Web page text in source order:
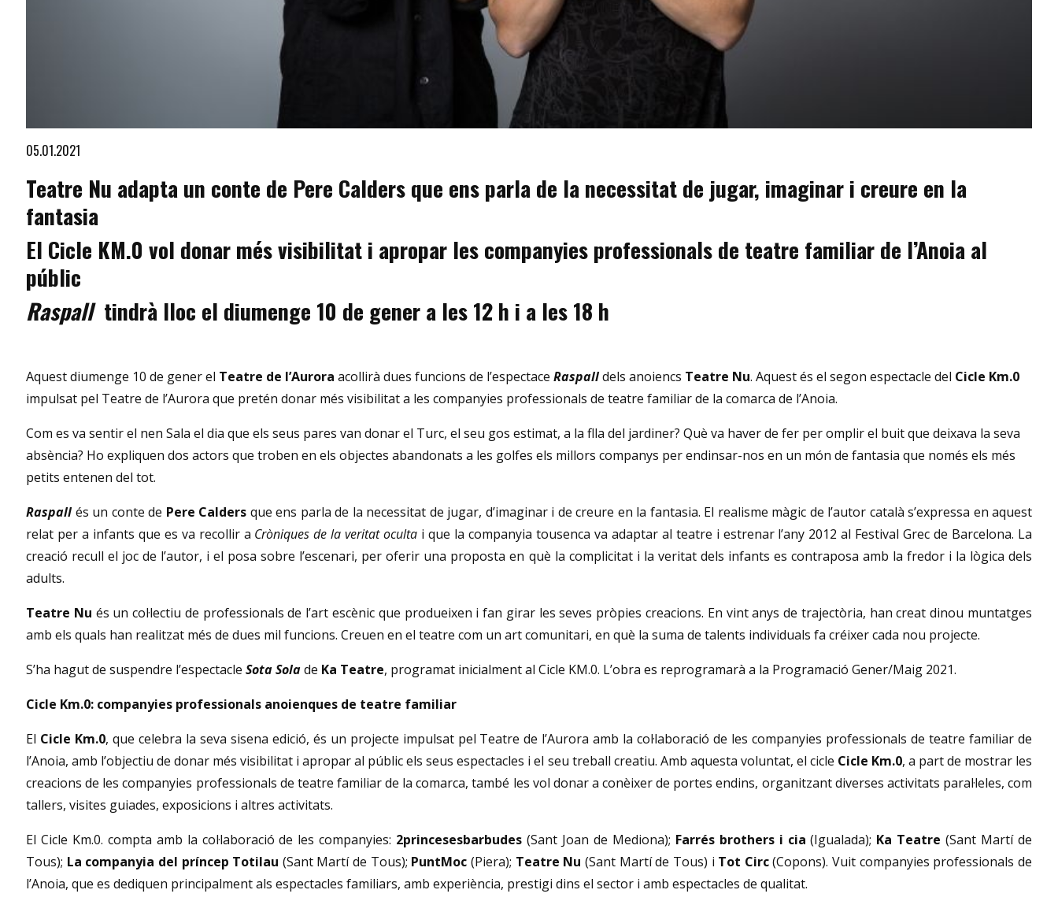
05.01.2021
Teatre Nu adapta un conte de Pere Calders que ens parla de la necessitat de jugar, imaginar i creure en la
fantasia
El Cicle KM.0 vol donar més visibilitat i apropar les companyies professionals de teatre familiar de l’Anoia al
públic
Raspall tindrà lloc el diumenge 10 de gener a les 12 h i a les 18 h
Aquest diumenge 10 de gener el Teatre de l’Aurora acollirà dues funcions de l’espectace Raspalldels anoiencs Teatre Nu. Aquest és el segon espectacle del Cicle Km.0
impulsat pel Teatre de l’Aurora que pretén donar més visibilitat a les companyies professionals de teatre familiar de la comarca de l’Anoia.
Com es va sentir el nen Sala el dia que els seus pares van donar el Turc, el seu gos estimat, a la flla del jardiner? Què va haver de fer per omplir el buit que deixava la seva
absència? Ho expliquen dos actors que troben en els objectes abandonats a les golfes els millors companys per endinsar-nos en un món de fantasia que només els més
petits entenen del tot.
Raspall és un conte de Pere Calders que ens parla de la necessitat de jugar, d’imaginar i de creure en la fantasia. El realisme màgic de l’autor català s’expressa en aquest
relat per a infants que es va recollir a Cròniques de la veritat oculta i que la companyia tousenca va adaptar al teatre i estrenar l’any 2012 al Festival Grec de Barcelona. La
creació recull el joc de l’autor, i el posa sobre l’escenari, per oferir una proposta en què la complicitat i la veritat dels infants es contraposa amb la fredor i la lògica dels
adults.
Teatre Nu és un col·lectiu de professionals de l’art escènic que produeixen i fan girar les seves pròpies creacions. En vint anys de trajectòria, han creat dinou muntatges
amb els quals han realitzat més de dues mil funcions. Creuen en el teatre com un art comunitari, en què la suma de talents individuals fa créixer cada nou projecte.
S’ha hagut de suspendre l’espectacle Sota Solade Ka Teatre, programat inicialment al Cicle KM.0. L’obra es reprogramarà a la Programació Gener/Maig 2021.
Cicle Km.0: companyies professionals anoienques de teatre familiar
El Cicle Km.0, que celebra la seva sisena edició, és un projecte impulsat pel Teatre de l’Aurora amb la col·laboració de les companyies professionals de teatre familiar de
l’Anoia, amb l’objectiu de donar més visibilitat i apropar al públic els seus espectacles i el seu treball creatiu. Amb aquesta voluntat, el cicle Cicle Km.0, a part de mostrar les
creacions de les companyies professionals de teatre familiar de la comarca, també les vol donar a conèixer de portes endins, organitzant diverses activitats paral·leles, com
tallers, visites guiades, exposicions i altres activitats.
El Cicle Km.0. compta amb la col·laboració de les companyies: 2princesesbarbudes (Sant Joan de Mediona); Farrés brothers i cia (Igualada); Ka Teatre(Sant Martí de
Tous); La companyia del príncep Totilau (Sant Martí de Tous); PuntMoc(Piera); Teatre Nu (Sant Martí de Tous) i Tot Circ(Copons). Vuit companyies professionals de
l’Anoia, que es dediquen principalment als espectacles familiars, amb experiència, prestigi dins el sector i amb espectacles de qualitat.